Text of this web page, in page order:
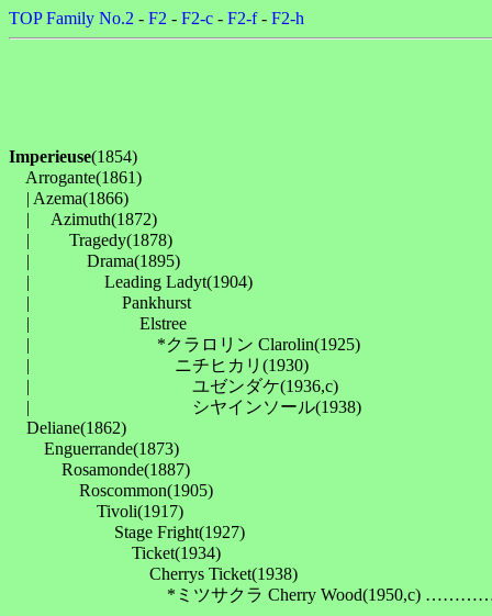
TOP Family No.2 - F2 - F2-c - F2-f- F2-h
Imperieuse(1854)
Arrogante(1861)
| Azema(1866)
| 　Azimuth(1872)
| 　　Tragedy(1878)
| 　　　Drama(1895)
| 　　　　Leading Ladyt(1904)
| 　　　　　Pankhurst
| 　　　　　　Elstree
| 　　　　　　　*クラロリン Clarolin(1925)
| 　　　　　　　　ニチヒカリ(1930)
| 　　　　　　　　　ユゼンダケ(1936,c)
| 　　　　　　　　　シヤインソール(1938)
Deliane(1862)
Enguerrande(1873)
Rosamonde(1887)
Roscommon(1905)
Tivoli(1917)
Stage Fright(1927)
Ticket(1934)
Cherrys Ticket(1938)